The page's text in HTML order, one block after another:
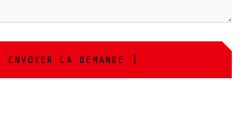
[ ENVOYER LA DEMANDE ]